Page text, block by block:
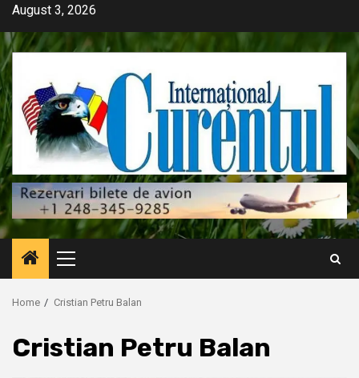
Skip
content
August 3, 2026
Primary
Menu
Home Cristian Petru Balan
Cristian Petru Balan